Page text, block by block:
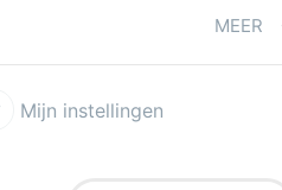
2 dochters in een prachtig
een opvallende
met een personal touch.
MEER
Mijn instellingen